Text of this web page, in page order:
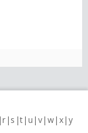
r s t u v w x y